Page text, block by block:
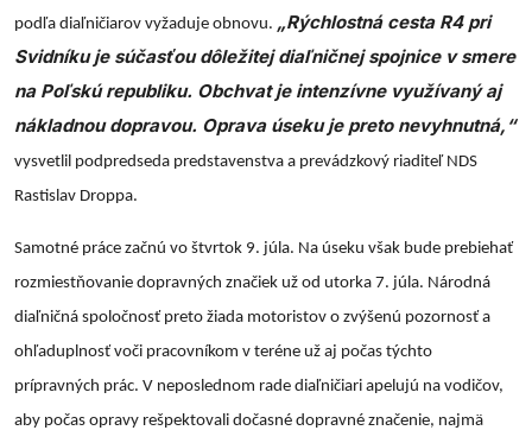
podľa diaľničiarov vyžaduje obnovu. „Rýchlostná cesta R4 pri
Svidníku je súčasťou dôležitej diaľničnej spojnice v smere
na Poľskú republiku. Obchvat je intenzívne využívaný aj
nákladnou dopravou. Oprava úseku je preto nevyhnutná,“
vysvetlil podpredseda predstavenstva a prevádzkový riaditeľ NDS
Rastislav Droppa.
Samotné práce začnú vo štvrtok 9. júla. Na úseku však bude prebiehať
rozmiestňovanie dopravných značiek už od utorka 7. júla. Národná
diaľničná spoločnosť preto žiada motoristov o zvýšenú pozornosť a
ohľaduplnosť voči pracovníkom v teréne už aj počas týchto
prípravných prác. V neposlednom rade diaľničiari apelujú na vodičov,
aby počas opravy rešpektovali dočasné dopravné značenie, najmä